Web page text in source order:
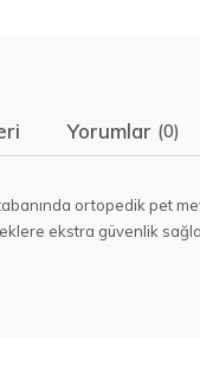
Yorumlar (0)
ortopedik pet
ekstra güvenlik